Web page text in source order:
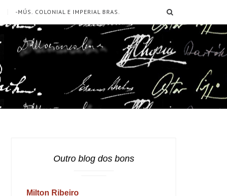
-MÚS. COLONIAL E IMPERIAL BRAS.
Outro blog dos bons
Milton Ribeiro